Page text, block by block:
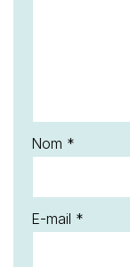
Nom *
E-mail *